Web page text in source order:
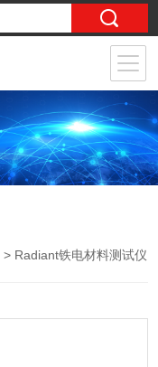
> Radiant铁电材料测试仪